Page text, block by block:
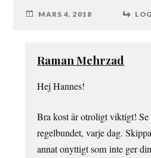
MARS 4, 2018
Raman Mehrzad
Hej Hannes!
Bra kost är otroligt viktigt!
regelbundet, varje dag.
annat onyttigt som inte ger